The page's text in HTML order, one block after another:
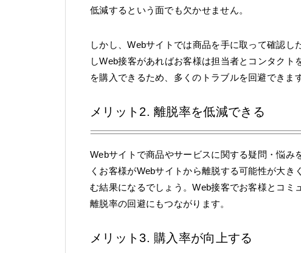
低減するという面でも欠かせません。
しかし、Webサイトでは商品を手に取って確認
しWeb接客があればお客様は担当者とコンタク
を購入できるため、多くのトラブルを回避できます
メリット2. 離脱率を低減できる
Webサイトで商品やサービスに関する疑問・悩
くお客様がWebサイトから離脱する可能性が大
む結果になるでしょう。Web接客でお客様とコ
離脱率の回避にもつながります。
メリット3. 購入率が向上する